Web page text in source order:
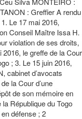
: Greffier A rendu
Le 17 mai 2016,
Conseil Maître Issa H.
violation de ses droits,
le greffe de la Cour
; 3. Le 15 juin 2016,
cabinet d’avocats
la Cour d’une
de son mémoire en
République du Togo
défense ; 2